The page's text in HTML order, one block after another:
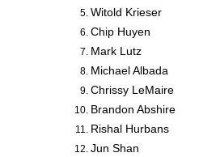
Witold Krieser
Chip Huyen
Mark Lutz
Michael Albada
Chrissy LeMaire
Brandon Abshire
Rishal Hurbans
Jun Shan